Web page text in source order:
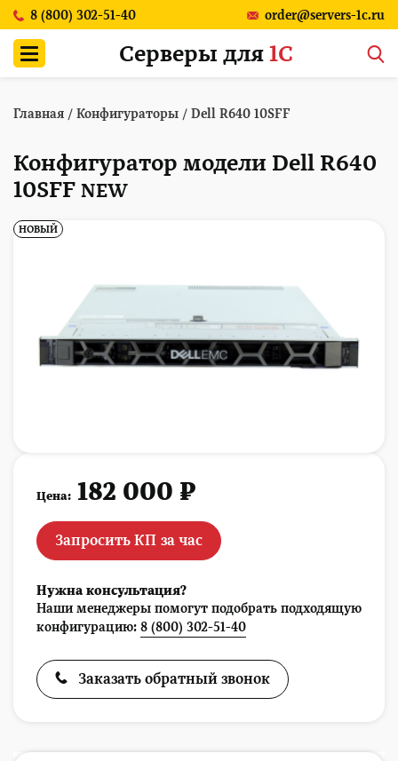
8 (800) 302-51-40 order@servers-1c.ru
Серверы для 1С
Главная / Конфигураторы / Dell R640 10SFF
Конфигуратор модели Dell R640
10SFF NEW
НОВЫЙ
Цена: 182 000 ₽
Запросить КП за час
Нужна консультация?
Наши менеджеры помогут подобрать подходящую
конфигурацию: 8 (800) 302-51-40
Заказать обратный звонок